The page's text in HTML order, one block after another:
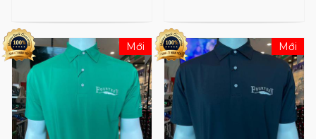
Mới Mới